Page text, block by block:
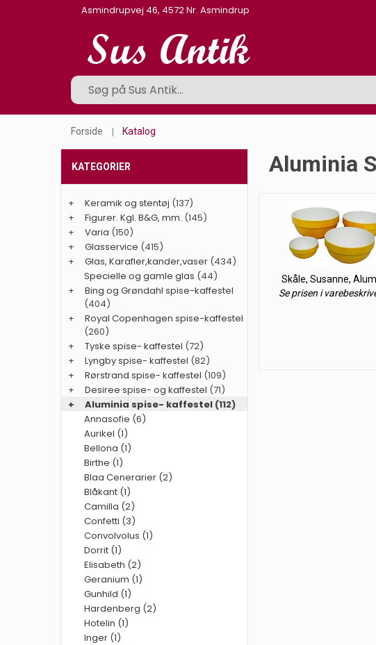
Asmindrupvej 46, 4572 Nr. Asmindrup
Forside Katalog
Aluminia
Skåle, Susanne,
Se prisen i
KATEGORIER
+ Keramik og stentøj (137)
+
Figurer. Kgl. B&G, mm. (145)
+
Varia (150)
+
Glasservice (415)
+
Glas, Karafler,kander,vaser (434)
Specielle og gamle glas (44)
+
Bing og Grøndahl spise-kaffestel
(404)
+
Royal Copenhagen spise-kaffestel
(260)
+
Tyske spise- kaffestel (72)
+
Lyngby spise- kaffestel (82)
+
Rørstrand spise- kaffestel (109)
+
Desiree spise- og kaffestel (71)
+
Aluminia spise- kaffestel (112)
Annasofie (6)
Aurikel (1)
Bellona (1)
Birthe (1)
Blaa Cenerarier (2)
Blåkant (1)
Camilla (2)
Confetti (3)
Convolvolus (1)
Dorrit (1)
Elisabeth (2)
Geranium (1)
Gunhild (1)
Hardenberg (2)
Hotelin (1)
Inger (1)